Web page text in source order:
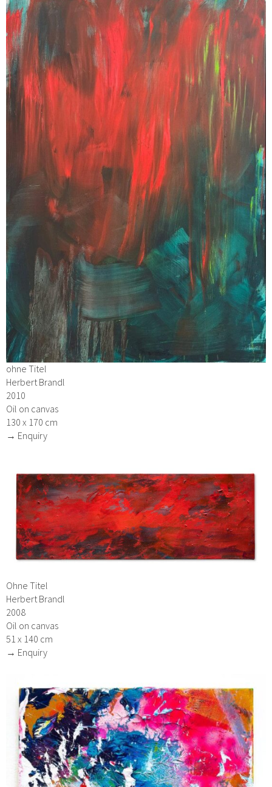
ohne Titel
Herbert Brandl
2010
Oil on canvas
130 x 170 cm
→ Enquiry
Ohne Titel
Herbert Brandl
2008
Oil on canvas
51 x 140 cm
→ Enquiry